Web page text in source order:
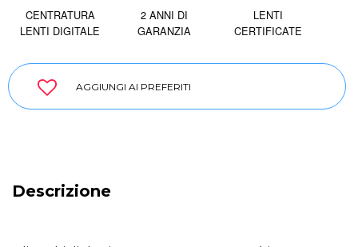
CENTRATURA
LENTI DIGITALE
2 ANNI DI
GARANZIA
LENTI
CERTIFICATE
AGGIUNGI AI PREFERITI
Descrizione